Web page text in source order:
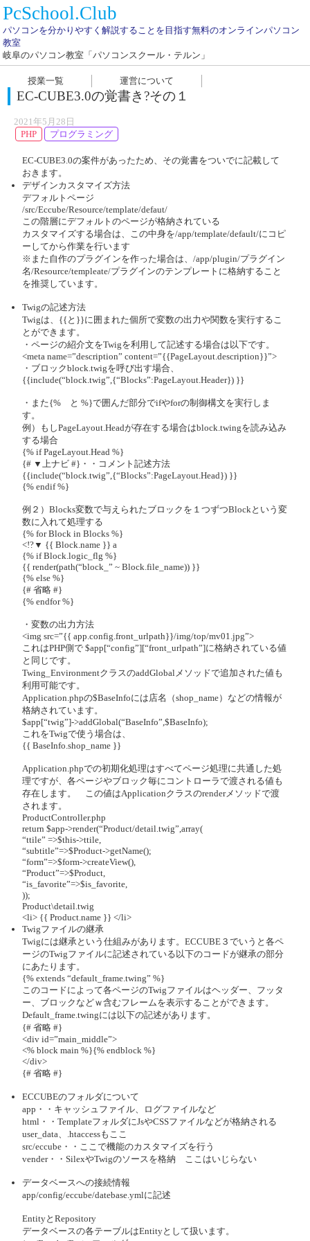
PcSchool.Club
パソコンを分かりやすく解説することを目指す無料のオンラインパソコン
教室
岐阜のパソコン教室「パソコンスクール・テルン」
授業一覧 運営について
EC-CUBE3.0の覚書き?その１
2021年5月28日
PHP
プログラミング
EC-CUBE3.0の案件があったため、その覚書をついでに記載して
おきます。
デザインカスタマイズ方法
デフォルトページ
/src/Eccube/Resource/template/defaut/
この階層にデフォルトのページが格納されている
カスタマイズする場合は、この中身を/app/template/default/にコピ
ーしてから作業を行います
※また自作のプラグインを作った場合は、/app/plugin/プラグイン
名/Resource/templeate/プラグインのテンプレートに格納すること
を推奨しています。
Twigの記述方法
Twigは、{{と}}に囲まれた個所で変数の出力や関数を実行するこ
とができます。
・ページの紹介文をTwigを利用して記述する場合は以下です。
<meta name=”description” content=”{{PageLayout.description}}”>
・ブロックblock.twigを呼び出す場合、
{{include(“block.twig”,{“Blocks”:PageLayout.Header}) }}
・また{% と %}で囲んだ部分でifやforの制御構文を実行しま
す。
例）もしPageLayout.Headが存在する場合はblock.twingを読み込み
する場合
{% if PageLayout.Head %}
{# ▼上ナビ #}・・コメント記述方法
{{include(“block.twig”,{“Blocks”:PageLayout.Head}) }}
{% endif %}
例２）Blocks変数で与えられたブロックを１つずつBlockという変
数に入れて処理する
{% for Block in Blocks %}
<!?▼ {{ Block.name }} a
{% if Block.logic_flg %}
{{ render(path(“block_” ~ Block.file_name)) }}
{% else %}
{# 省略 #}
{% endfor %}
・変数の出力方法
<img src=”{{ app.config.front_urlpath}}/img/top/mv01.jpg”>
これはPHP側で $app[“config”][“front_urlpath”]に格納されている値
と同じです。
Twing_EnvironmentクラスのaddGlobalメソッドで追加された値も
利用可能です。
Application.phpの$BaseInfoには店名（shop_name）などの情報が
格納されています。
$app[“twig”]->addGlobal(“BaseInfo”,$BaseInfo);
これをTwigで使う場合は、
{{ BaseInfo.shop_name }}
Application.phpでの初期化処理はすべてページ処理に共通した処
理ですが、各ページやブロック毎にコントローラで渡される値も
存在します。 この値はApplicationクラスのrenderメソッドで渡
されます。
ProductController.php
return $app->render(“Product/detail.twig”,array(
“ttile” =>$this->ttile,
“subtitle”=>$Product->getName();
“form”=>$form->createView(),
“Product”=>$Product,
“is_favorite”=>$is_favorite,
));
Product\detail.twig
<li> {{ Product.name }} </li>
Twigファイルの継承
Twigには継承という仕組みがあります。ECCUBE３でいうと各ペ
ージのTwigファイルに記述されている以下のコードが継承の部分
にあたります。
{% extends “default_frame.twing” %}
このコードによって各ページのTwigファイルはヘッダー、フッタ
ー、ブロックなどｗ含むフレームを表示することができます。
Default_frame.twingには以下の記述があります。
{# 省略 #}
<div id=”main_middle”>
<% block main %}{% endblock %}
</div>
{# 省略 #}
ECCUBEのフォルダについて
app・・キャッシュファイル、ログファイルなど
html・・TemplateフォルダにJsやCSSファイルなどが格納される
user_data、.htaccessもここ
src/eccube・・ここで機能のカスタマイズを行う
vender・・SilexやTwigのソースを格納 ここはいじらない
データベースへの接続情報
app/config/eccube/datebase.ymlに記述
EntityとRepository
データベースの各テーブルはEntityとして扱います。